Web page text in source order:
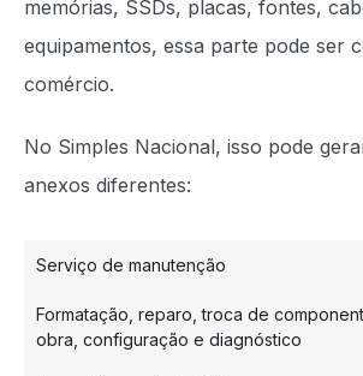
memórias, SSDs, placas, fontes,
equipamentos, essa parte pode ser
comércio.
No Simples Nacional, isso pode
anexos diferentes:
Serviço de manutenção
Formatação, reparo, troca de
obra, configuração e diagnóstico